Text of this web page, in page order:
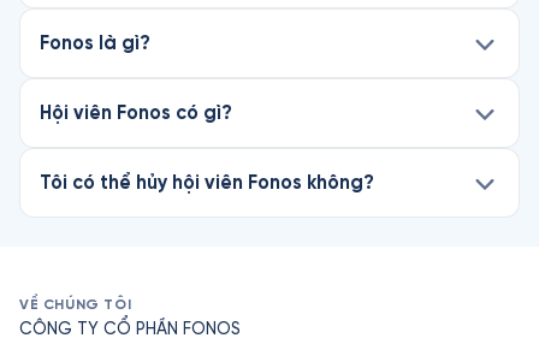
Fonos là gì?
Hội viên Fonos có gì?
Tôi có thể hủy hội viên Fonos không?
VỀ CHÚNG TÔI
CÔNG TY CỔ PHẦN FONOS